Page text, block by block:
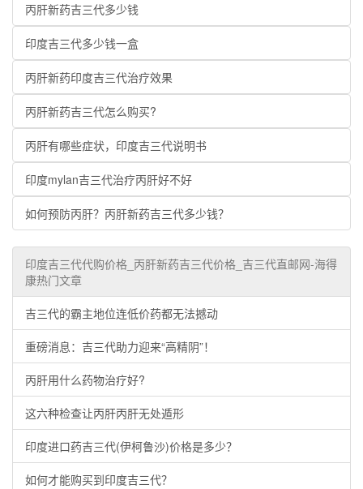
丙肝新药吉三代多少钱
印度吉三代多少钱一盒
丙肝新药印度吉三代治疗效果
丙肝新药吉三代怎么购买?
丙肝有哪些症状，印度吉三代说明书
印度mylan吉三代治疗丙肝好不好
如何预防丙肝？丙肝新药吉三代多少钱？
印度吉三代代购价格_丙肝新药吉三代价格_吉三代直邮网-海得
康热门文章
吉三代的霸主地位连低价药都无法撼动
重磅消息：吉三代助力迎来“高精阴”！
丙肝用什么药物治疗好?
这六种检查让丙肝丙肝无处遁形
印度进口药吉三代(伊柯鲁沙)价格是多少？
如何才能购买到印度吉三代？